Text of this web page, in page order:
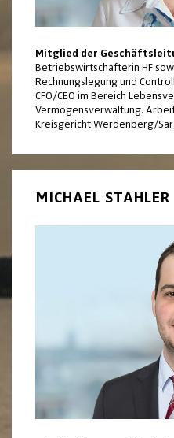
Mitglied der
Betriebswirtschafterin HF
Rechnungslegung und
CFO/CEO im Bereich
Vermögensverwaltung.
Kreisgericht Werdenberg/
MICHAEL STAHLER